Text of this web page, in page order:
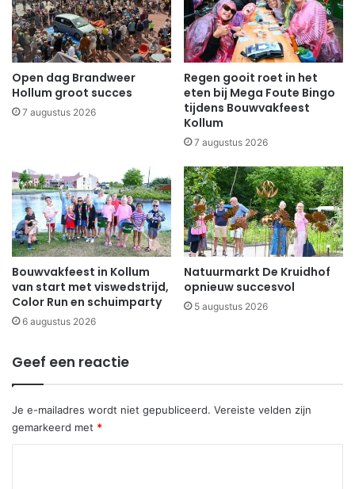
Open dag Brandweer
Hollum groot succes
7 augustus 2026
Regen gooit roet in het
eten bij Mega Foute Bingo
tijdens Bouwvakfeest
Kollum
7 augustus 2026
Bouwvakfeest in Kollum
van start met viswedstrijd,
Color Run en schuimparty
6 augustus 2026
Natuurmarkt De Kruidhof
opnieuw succesvol
5 augustus 2026
Geef een reactie
Je e-mailadres wordt niet gepubliceerd. Vereiste velden zijn
gemarkeerd met *